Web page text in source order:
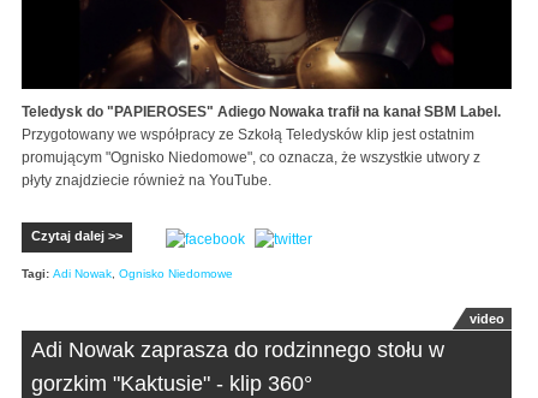
Teledysk do "PAPIEROSES" Adiego Nowaka trafił na kanał SBM Label.
Przygotowany we współpracy ze Szkołą Teledysków klip jest ostatnim
promującym "Ognisko Niedomowe", co oznacza, że wszystkie utwory z
płyty znajdziecie również na YouTube.
Czytaj dalej >>
Tagi: Adi Nowak Ognisko Niedomowe
video
Adi Nowak zaprasza do rodzinnego stołu w
gorzkim "Kaktusie" - klip 360°